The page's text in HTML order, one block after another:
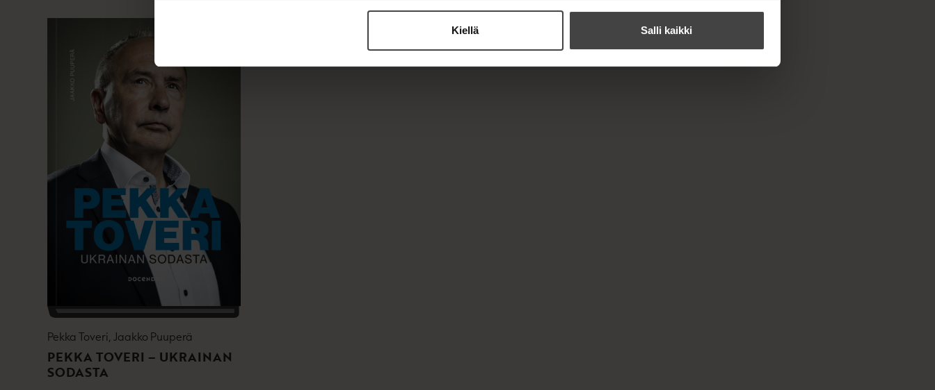
Kiellä Salli kaikki
Pekka Toveri, Jaakko Puuperä
PEKKA TOVERI – UKRAINAN
SODASTA